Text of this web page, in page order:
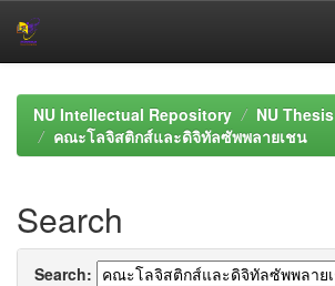
navigationNU Intellectual Repository
NU Thesis
คณะโลจิสติกส์และดิจิทัลซัพพลายเชน
Search
Search: